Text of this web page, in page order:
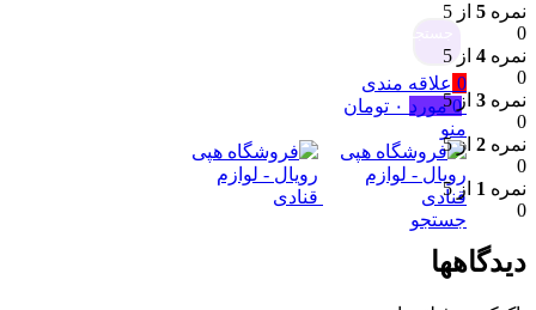
0 علاقه مندی
0 مورد ۰ تومان
منو
جستجو
نمره 5 از 5
0
نمره 4 از 5
0
نمره 3 از 5
0
نمره 2 از 5
0
نمره 1 از 5
0
دیدگاهها